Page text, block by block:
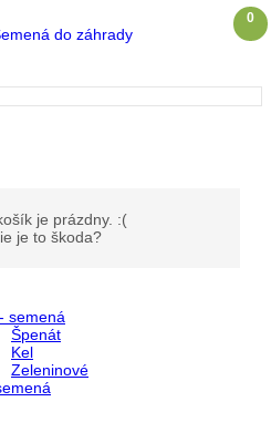
0
je prázdny. :(
je to škoda?
semená
Špenát
Kel
Zeleninové